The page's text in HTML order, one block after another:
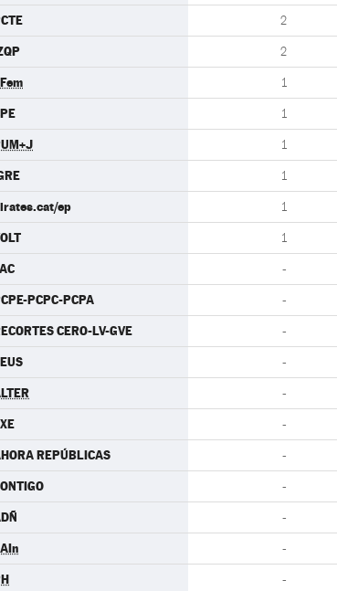
2
2
1
1
1
1
ep 1
1
-
PCPC-PCPA -
CERO-LV-GVE -
-
-
-
REPÚBLICAS -
-
-
-
-